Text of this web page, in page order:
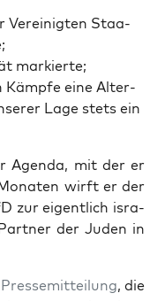
Ver­ei­nig­ten Staa­
markierte;
Kämp­fe eine Alter­
Lage stets ein
Agen­da, mit der er
wirft er der
zur eigent­lich isra­
der Juden in
, die